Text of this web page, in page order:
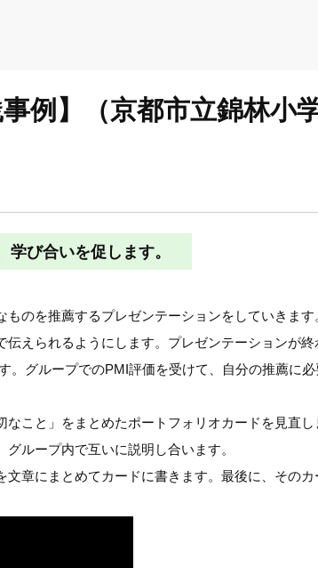
例】（京都市立錦林小学
び合いを促します。
のを推薦するプレゼンテーションをしていきます
えられるようにします。プレゼンテーションが
。グループでのPMI評価を受けて、自分の推薦に
こと」をまとめたポートフォリオカードを見直し
ループ内で互いに説明し合います。
章にまとめてカードに書きます。最後に、そのカ